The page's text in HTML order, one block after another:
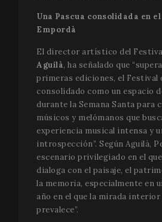
Una Pascua consolidada en
Empordà
El director artístico del
Aguilà, ha señalado que
primeras ediciones, el Festival
consolidado como un espacio
durante la Semana Santa para
músicos y melómanos que
experiencia musical intensa y
introspección”. Según Aguilà,
escenario privilegiado en el
dialoga con el paisaje, el
la memoria, especialmente en
año en el que la mirada
prevalece”.